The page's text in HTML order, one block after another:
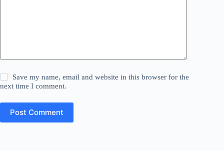
Save my name, email and website in this browser for the
next time I comment.
Post Comment